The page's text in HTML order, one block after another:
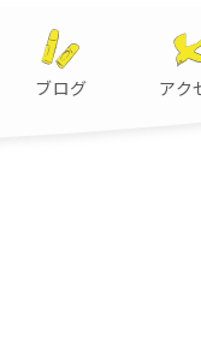
ブログ アク